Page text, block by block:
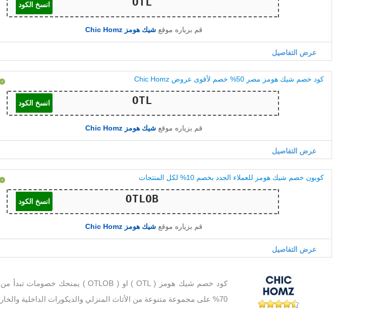
انسخ الكود
قم بزياره موقع شيك هومز Chic Homz
عرض التفاصيل
كود خصم شيك هومز مصر 50% خصم لأقوى عروض Chic Homz
انسخ الكود
قم بزياره موقع شيك هومز Chic Homz
عرض التفاصيل
كوبون خصم شيك هومز للعملاء الجدد بخصم 10% لكل المنتجات
انسخ الكود
قم بزياره موقع شيك هومز Chic Homz
عرض التفاصيل
70% على مجموعة متنوعة من الأثاث المنزلي والديكورات الداخلية والخارجية في مصر.